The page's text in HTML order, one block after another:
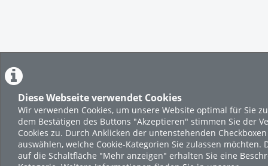
Diese Webseite verwendet Cookies
Wir verwenden Cookies, um unsere Website optimal für Sie
dem Bestätigen des Buttons "Akzeptieren" stimmen Sie der
Cookies zu. Durch Anklicken der untenstehenden
auswählen, welche Cookie-Kategorien Sie zulassen möchten.
auf die Schaltfläche "Mehr anzeigen" erhalten Sie eine